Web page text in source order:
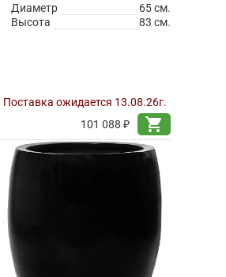
Диаметр
65 см.
Высота
83 см.
Поставка ожидается 13.08.26г.
101 088 ₽
shopping_cart